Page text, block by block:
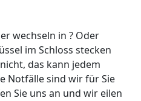
wechseln in ? Oder
im Schloss stecken
das kann jedem
Notfälle sind wir für Sie
Sie uns an und wir eilen